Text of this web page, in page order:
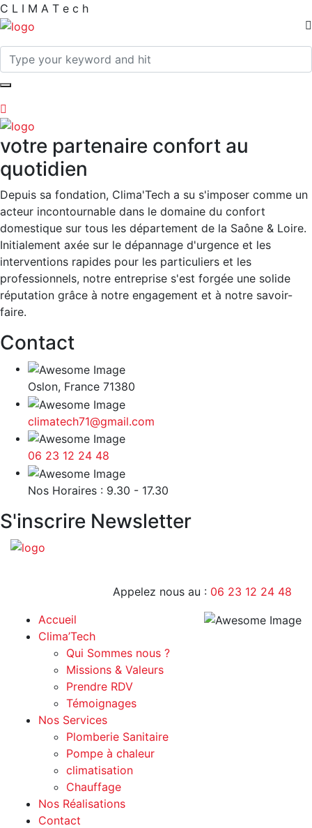
C L I M A T e c h
votre partenaire confort au
quotidien
Depuis sa fondation, Clima'Tech a su s'imposer comme un
acteur incontournable dans le domaine du confort
domestique sur tous les département de la Saône & Loire.
Initialement axée sur le dépannage d'urgence et les
interventions rapides pour les particuliers et les
professionnels, notre entreprise s'est forgée une solide
réputation grâce à notre engagement et à notre savoir-
faire.
Contact
Oslon, France 71380
climatech71@gmail.com
06 23 12 24 48
Nos Horaires : 9.30 - 17.30
S'inscrire Newsletter
Appelez nous au : 06 23 12 24 48
Accueil
Clima’Tech
Qui Sommes nous ?
Missions & Valeurs
Prendre RDV
Témoignages
Nos Services
Plomberie Sanitaire
Pompe à chaleur
climatisation
Chauffage
Nos Réalisations
Contact